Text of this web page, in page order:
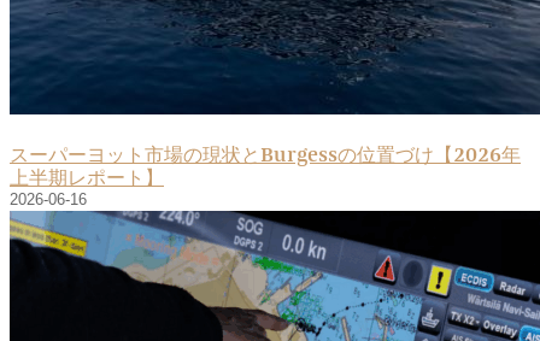
スーパーヨット市場の現状とBurgessの位置づけ【2026年
上半期レポート】
2026-06-16